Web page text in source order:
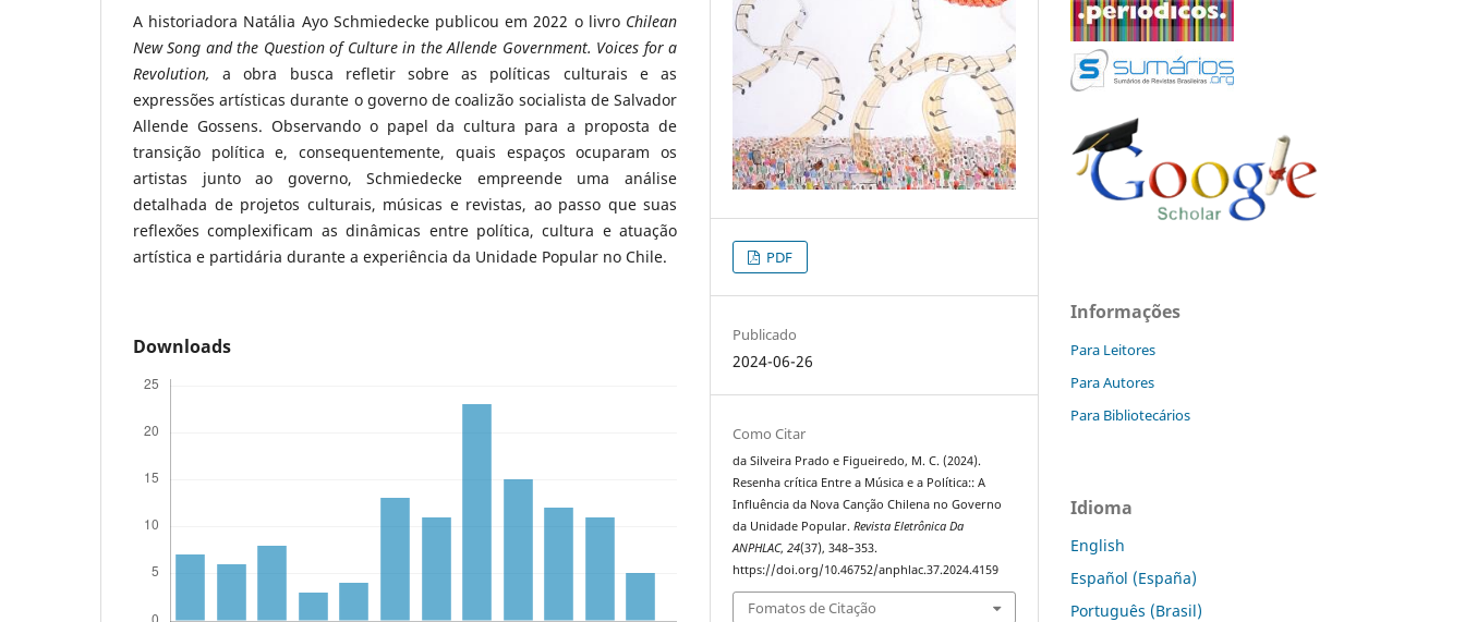
A historiadora Natália Ayo Schmiedecke publicou em 2022 o livro Chilean
New Song and the Question of Culture in the Allende Government. Voices for a
Revolution,a obra busca refletir sobre as políticas culturais e as
expressões artísticas durante o governo de coalizão socialista de Salvador
Allende Gossens. Observando o papel da cultura para a proposta de
transição política e, consequentemente, quais espaços ocuparam os
artistas junto ao governo, Schmiedecke empreende uma análise
detalhada de projetos culturais, músicas e revistas, ao passo que suas
reflexões complexificam as dinâmicas entre política, cultura e atuação
artística e partidária durante a experiência da Unidade Popular no Chile.
Downloads
PDF
Publicado
2024-06-26
Como Citar
da Silveira Prado e Figueiredo, M. C. (2024).
Resenha crítica Entre a Música e a Política:: A
Influência da Nova Canção Chilena no Governo
da Unidade Popular.Revista Eletrônica Da
ANPHLAC,24(37), 348–353.
https://doi.org/10.46752/anphlac.37.2024.4159
Fomatos de Citação
Informações
Para Leitores
Para Autores
Para Bibliotecários
Idioma
English
Español (España)
Português (Brasil)